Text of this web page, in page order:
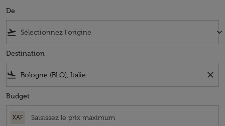
De
flight_takeoff keyboard_arrow_down
Destination
flight_land close
Budget
XAF